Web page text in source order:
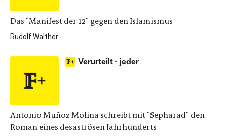
Das "Manifest der 12" gegen den Islamismus
Rudolf Walther
Verurteilt - jeder
Antonio Muñoz Molina schreibt mit "Sepharad" den
Roman eines desaströsen Jahrhunderts